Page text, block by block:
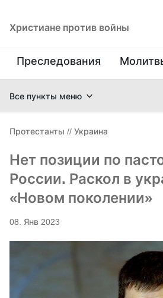
Христиане против войны
Преследования
Все пункты меню
Протестанты // Украина
Нет позиции по
России. Раскол в
«Новом поколении»
08. Янв 2023